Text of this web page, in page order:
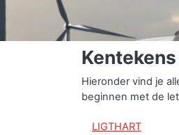
Hieronder vind je
beginnen met de
LIGTHART